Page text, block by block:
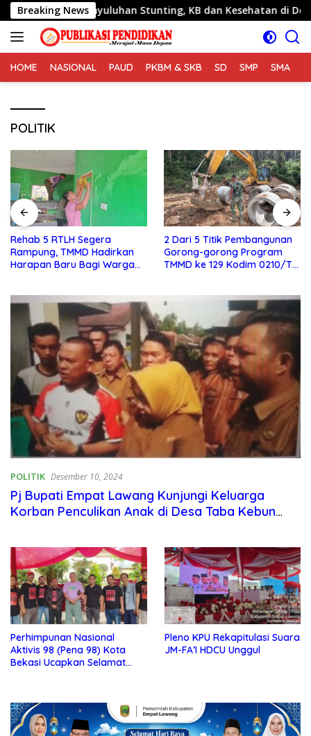
Langsung
ke
konten
Breaking News
Beri Penyuluhan Stunting, KB dan Kesehatan di Desa
HOME NASIONAL PAUD PKBM & SKB SD SMP SMA
POLITIK
Rehab 5 RTLH Segera
Rampung, TMMD Hadirkan
Harapan Baru Bagi Warga
2 Dari 5 Titik Pembangunan
Gorong-gorong Program
TMMD ke 129 Kodim 0210/TU
POLITIK Desember 10, 2024
Pj Bupati Empat Lawang Kunjungi Keluarga
Korban Penculikan Anak di Desa Taba Kebun
Perhimpunan Nasional
Aktivis 98 (Pena 98) Kota
Bekasi Ucapkan Selamat
Pleno KPU Rekapitulasi Suara
JM-FA’I HDCU Unggul